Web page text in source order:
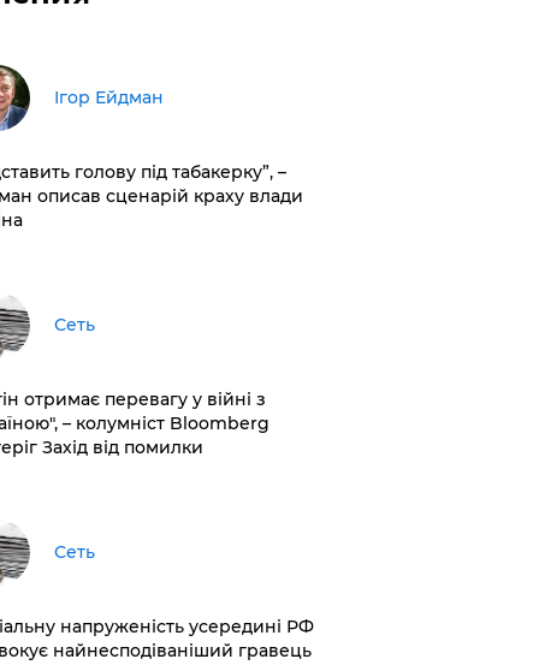
Ігор Ейдман
голову під табакерку”, –
описав сценарій краху влади
Сеть
отримає перевагу у війні з
– колумніст Bloomberg
Захід від помилки
Сеть
напруженість усередині РФ
найнесподіваніший гравець